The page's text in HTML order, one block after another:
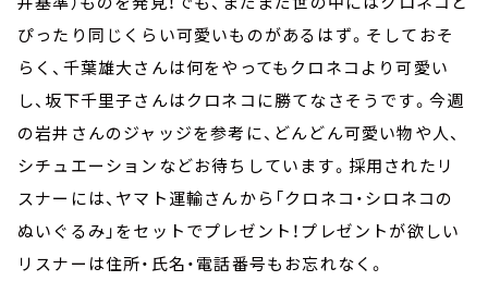
ぴったり同じくらい可愛いものがあるはず。そしておそ
らく、千葉雄大さんは何をやってもクロネコより可愛い
し、坂下千里子さんはクロネコに勝てなさそうです。今週
の岩井さんのジャッジを参考に、どんどん可愛い物や人、
シチュエーションなどお待ちしています。採用されたリ
スナーには、ヤマト運輸さんから「クロネコ・シロネコの
ぬいぐるみ」をセットでプレゼント！プレゼントが欲しい
リスナーは住所・氏名・電話番号もお忘れなく。